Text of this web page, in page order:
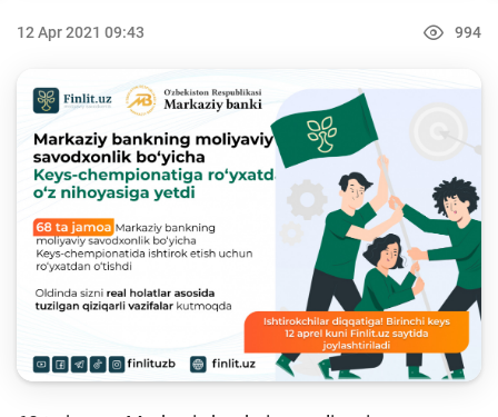
Keys-chempionat
Treninglar va seminarlar
Finlit.uz yangiliklari
OAVda loyihalar
O'quv kurslari
O‘quv materiallari
Interaktiv xizmatlar
12 Apr 2021 09:43 994